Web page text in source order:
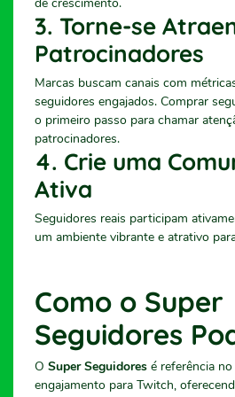
3. Torne-se
Patrocinadores
Marcas buscam canais com
seguidores engajados. Comprar
o primeiro passo para chamar
patrocinadores.
4. Crie uma
Ativa
Seguidores reais participam
um ambiente vibrante e atrativo
Como o Super
Seguidores
O Super Seguidores é referência
engajamento para Twitch,